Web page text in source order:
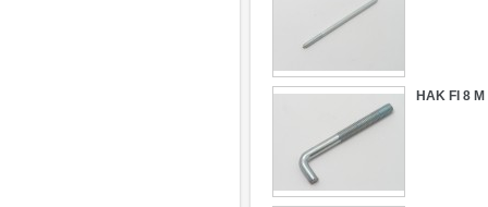
HAK FI 8